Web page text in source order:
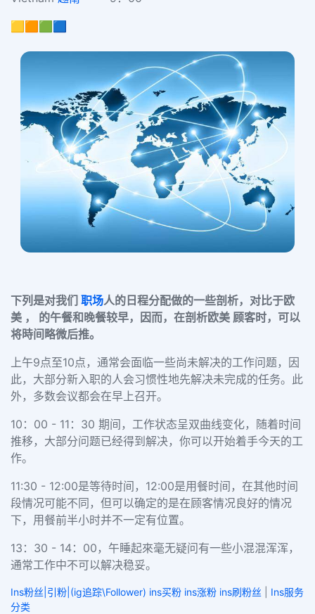
🟨🟧🟩🟦
下列是对我们 职场人的日程分配做的一些剖析，对比于欧
美 ， 的午餐和晚餐较早，因而，在剖析欧美 顾客时，可以
将時间略微后推。
上午9点至10点，通常会面临一些尚未解决的工作问题，因
此，大部分新入职的人会习惯性地先解决未完成的任务。此
外，多数会议都会在早上召开。
10：00 - 11：30 期间，工作状态呈双曲线变化，随着时间
推移，大部分问题已经得到解决，你可以开始着手今天的工
作。
11:30 - 12:00是等待时间，12:00是用餐时间，在其他时间
段情况可能不同，但可以确定的是在顾客情况良好的情况
下，用餐前半小时并不一定有位置。
13：30 - 14：00，午睡起來毫无疑问有一些小混混浑浑，
通常工作中不可以解决稳妥。
Ins粉丝|引粉|(ig追踪\Follower) ins买粉 ins涨粉 ins刷粉丝
Ins服务
分类